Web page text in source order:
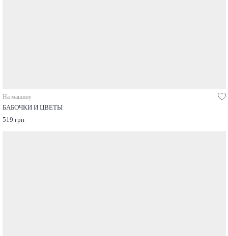
На машину
БАБОЧКИ И ЦВЕТЫ
519 грн